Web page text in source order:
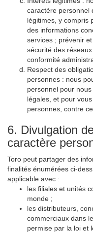
caractère personnel
légitimes, y compris
des informations
services ; prévenir
sécurité des
conformité
Respect des
personnes : nous
personnel pour
légales, et pour
personnes, contre
6. Divulgation
caractère
Toro peut partager des
finalités énumérées ci-
applicable avec :
les filiales et unités
monde ;
les distributeurs,
commerciaux dans
permise par la loi et